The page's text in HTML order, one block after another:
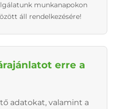
munkanapokon
áll rendelkezésére!
erre a
adatokat, valamint a